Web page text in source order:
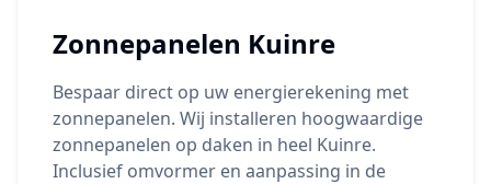
Zonnepanelen Kuinre
Bespaar direct op uw energierekening met
zonnepanelen. Wij installeren hoogwaardige
zonnepanelen op daken in heel Kuinre.
Inclusief omvormer en aanpassing in de